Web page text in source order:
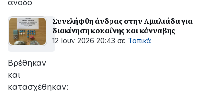
άνοδο
Συνελήφθη άνδρας στην Αμαλιάδα για
διακίνηση κοκαΐνης και κάνναβης
12 Ιουν 2026 20:43 σε Τοπικά
Βρέθηκαν
και
κατασχέθηκαν: